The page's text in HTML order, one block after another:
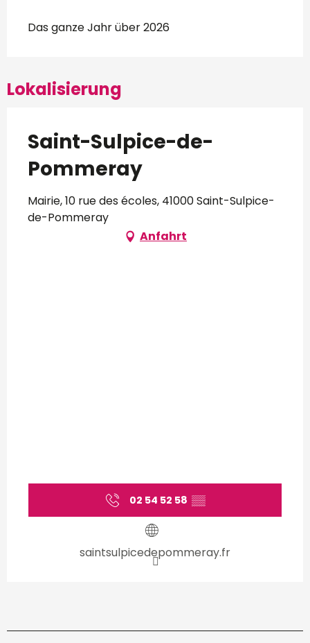
Das ganze Jahr über 2026
Lokalisierung
Saint-Sulpice-de-
Pommeray
Mairie, 10 rue des écoles, 41000 Saint-Sulpice-
de-Pommeray
Anfahrt
02 54 52 58 ▒▒
saintsulpicedepommeray.fr